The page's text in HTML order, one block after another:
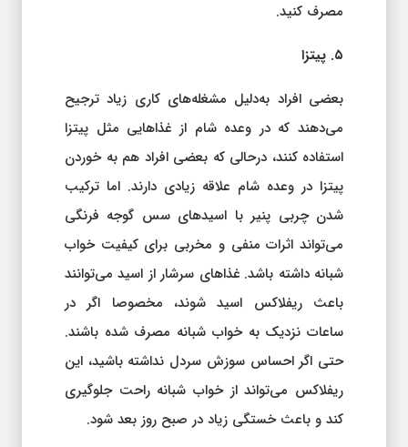
مصرف کنید.
۵. پیتزا
بعضی افراد به‌دلیل مشغله‌های کاری زیاد ترجیح
می‌دهند که در وعده شام از غذاهایی مثل پیتزا
استفاده کنند، درحالی که بعضی افراد هم به خوردن
پیتزا در وعده شام علاقه زیادی دارند. اما ترکیب
شدن چربی پنیر با اسیدهای سس گوجه فرنگی
می‌تواند اثرات منفی و مخربی برای کیفیت خواب
شبانه داشته باشد. غذاهای سرشار از اسید می‌توانند
باعث ریفلاکس اسید شوند، مخصوصا اگر در
ساعات نزدیک به خواب شبانه مصرف شده باشند.
حتی اگر احساس سوزش سردل نداشته باشید، این
ریفلاکس می‌تواند از خواب شبانه راحت جلوگیری
کند و باعث خستگی زیاد در صبح روز بعد شود.